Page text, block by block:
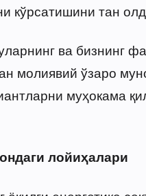
кўрсатишини тан
ва бизнинг
молиявий ўзаро
муҳокама
лойиҳалари